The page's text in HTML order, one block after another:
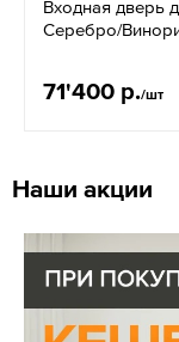
Входная дверь
Серебро/
71'400 р./шт
Наши акции